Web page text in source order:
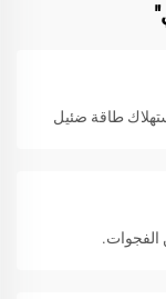
طاقة ضئيل